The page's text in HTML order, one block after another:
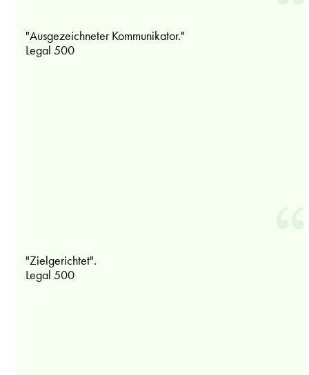
"Ausgezeichneter Kommunikator."
Legal 500
"Zielgerichtet".
Legal 500